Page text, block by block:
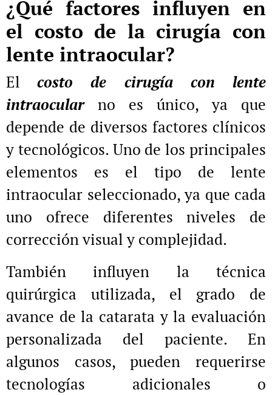
¿Qué factores influyen en
el costo de la cirugía con
lente intraocular?
Elcosto de cirugía con lente
intraocularno es único, ya que
depende de diversos factores clínicos
y tecnológicos. Uno de los principales
elementos es el tipo de lente
intraocular seleccionado, ya que cada
uno ofrece diferentes niveles de
corrección visual y complejidad.
También influyen la técnica
quirúrgica utilizada, el grado de
avance de la catarata y la evaluación
personalizada del paciente. En
algunos casos, pueden requerirse
tecnologías adicionales o